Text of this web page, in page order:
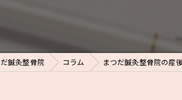
鍼灸整骨院 コラム まつだ鍼灸整骨院の産